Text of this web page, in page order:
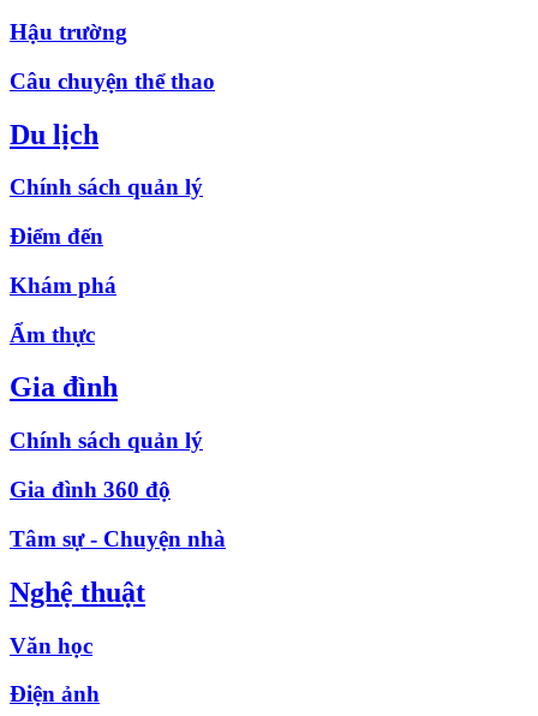
Hậu trường
Câu chuyện thể thao
Du lịch
Chính sách quản lý
Điểm đến
Khám phá
Ẩm thực
Gia đình
Chính sách quản lý
Gia đình 360 độ
Tâm sự - Chuyện nhà
Nghệ thuật
Văn học
Điện ảnh